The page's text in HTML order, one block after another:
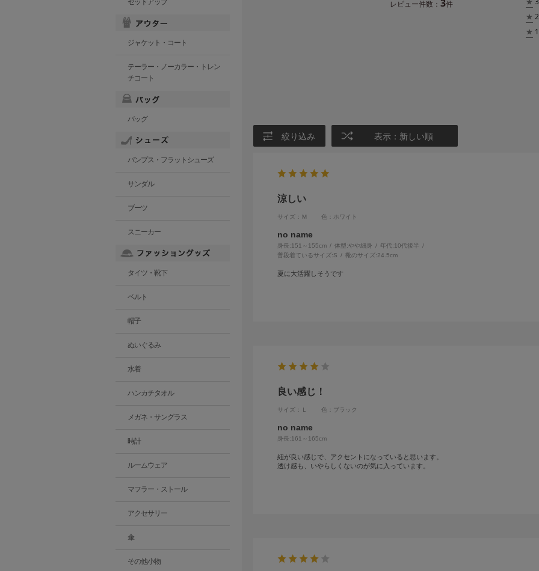
レビュー件数： 3件
★ 2
★ 1
絞り込み 表示：新しい順
涼しい
サイズ：Ｍ 色：ホワイト
no name
身長:151～155cm 体型:細身 年代:10代後半
普段着ているサイズ:S 靴のサイズ:24.5cm
夏に大活躍しそうです
良い感じ！
サイズ：Ｌ 色：ブラック
no name
身長:161～165cm
紐が良い感じで、アクセントになっていると思います。
透け感も、いやらしくないのが気に入っています。
セットアップ
ジャケット・コート
テーラー・ノーカラー・トレン
チコート
バッグ
パンプス・フラットシューズ
サンダル
ブーツ
スニーカー
タイツ・靴下
ベルト
帽子
ぬいぐるみ
水着
ハンカチタオル
メガネ・サングラス
時計
ルームウェア
マフラー・ストール
アクセサリー
傘
その他小物